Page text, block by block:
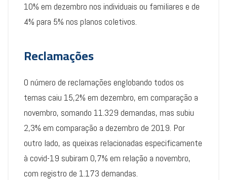
10% em dezembro nos individuais ou familiares e de
4% para 5% nos planos coletivos.
Reclamações
O número de reclamações englobando todos os
temas caiu 15,2% em dezembro, em comparação a
novembro, somando 11.329 demandas, mas subiu
2,3% em comparação a dezembro de 2019. Por
outro lado, as queixas relacionadas especificamente
à covid-19 subiram 0,7% em relação a novembro,
com registro de 1.173 demandas.